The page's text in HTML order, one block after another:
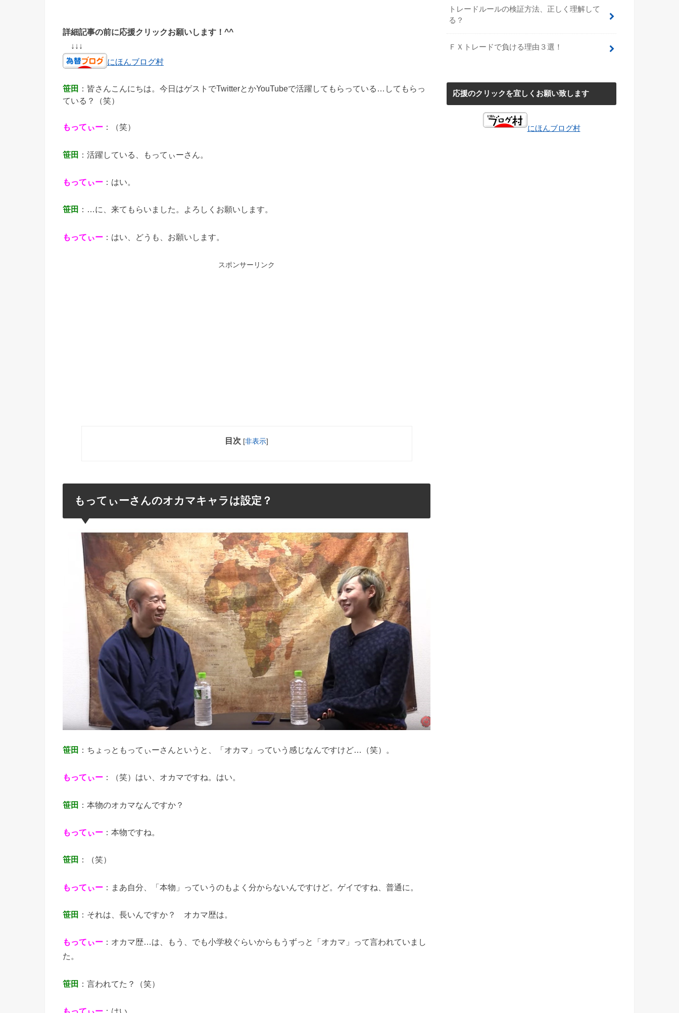
詳細記事の前に応援クリックお願いします！^^
↓↓↓
にほんブログ村
笹田 ：皆さんこんにちは。今日はゲストでTwitterとかYouTubeで活躍してもらっている…してもらっ
ている？（笑）
もってぃー ：（笑）
笹田 ：活躍している、もってぃーさん。
もってぃー ：はい。
笹田 ：…に、来てもらいました。よろしくお願いします。
もってぃー ：はい、どうも、お願いします。
スポンサーリンク
目次 [非表示]
もってぃーさんのオカマキャラは設定？
笹田 ：ちょっともってぃーさんというと、「オカマ」っていう感じなんですけど…（笑）。
もってぃー ：（笑）はい、オカマですね。はい。
笹田 ：本物のオカマなんですか？
もってぃー ：本物ですね。
笹田 ：（笑）
もってぃー ：まあ自分、「本物」っていうのもよく分からないんですけど。ゲイですね、普通に。
笹田 ：それは、長いんですか？ オカマ歴は。
もってぃー ：オカマ歴…は、もう、でも小学校ぐらいからもうずっと「オカマ」って言われていまし
た。
笹田 ：言われてた？（笑）
もってぃー ：はい。
トレードルールの検証方法、正しく理解して
る？
ＦＸトレードで負ける理由３選！
応援のクリックを宜しくお願い致します
にほんブログ村